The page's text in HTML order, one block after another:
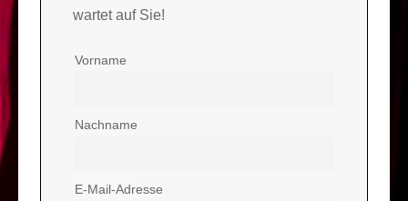
wartet auf Sie!
Vorname
Nachname
E-Mail-Adresse